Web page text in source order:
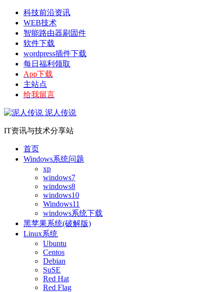
科技前沿资讯
WEB技术
智能路由器刷固件
软件下载
wordpress插件下载
每日福利领取
App下载
主站点
给我留言
泥人传说
IT资讯与技术分享站
首页
Windows系统问题
xp
windows7
windows8
windows10
Windows11
windows系统下载
黑苹果系统(破解版)
Linux系统
Ubuntu
Centos
Debian
SuSE
Red Hat
Red Flag